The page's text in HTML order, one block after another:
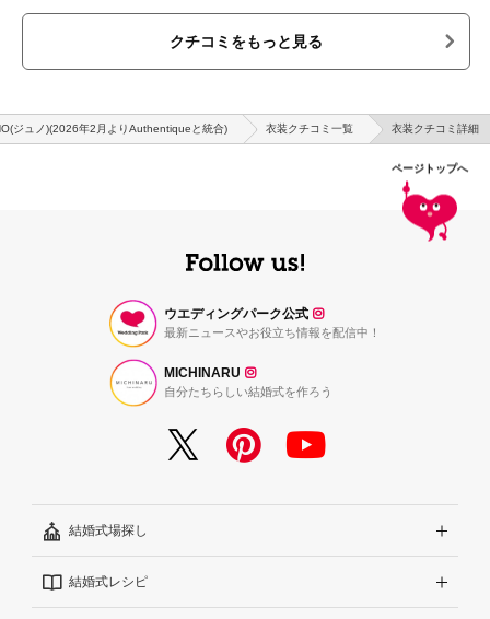
クチコミをもっと見る
ジュノ)(2026年2月よりAuthentiqueと統合) 衣装クチコミ一覧 衣装クチコミ詳細
ページトップへ
ウエディングパーク公式
最新ニュースやお役立ち情報を配信中！
MICHINARU
自分たちらしい結婚式を作ろう
結婚式場探し
エリアから探す
結婚式レシピ